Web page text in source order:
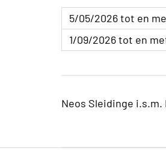
5/05/2026 tot en
1/09/2026 tot en
Neos Sleidinge i.s.m.